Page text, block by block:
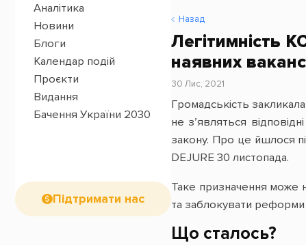
Аналітика
Новини
Блоги
Календар подій
Проєкти
Видання
Бачення України 2030
Підтримати нас
Назад
Легітимність
наявних
30 Лис, 2021
Громадськість
не з’являться
закону. Про це йшлося
DEJURE 30 листопада.
Таке призначення може
та заблокувати реформи
Що сталось?